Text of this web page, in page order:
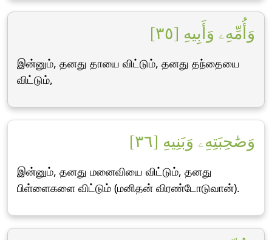
وَأُمِّهِۦ وَأَبِيهِ [٣٥]
இன்னும், தனது தாயை விட்டும், தனது தந்தையை
விட்டும்,
وَصَٰحِبَتِهِۦ وَبَنِيهِ [٣٦]
இன்னும், தனது மனைவியை விட்டும், தனது
பிள்ளைகளை விட்டும் (மனிதன் விரண்டோடுவான்).